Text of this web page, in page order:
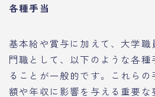
各種手当
基本給や賞与に加えて、大学
門職として、以下のような各
ることが一般的です。これら
額や年収に影響を与える重要な